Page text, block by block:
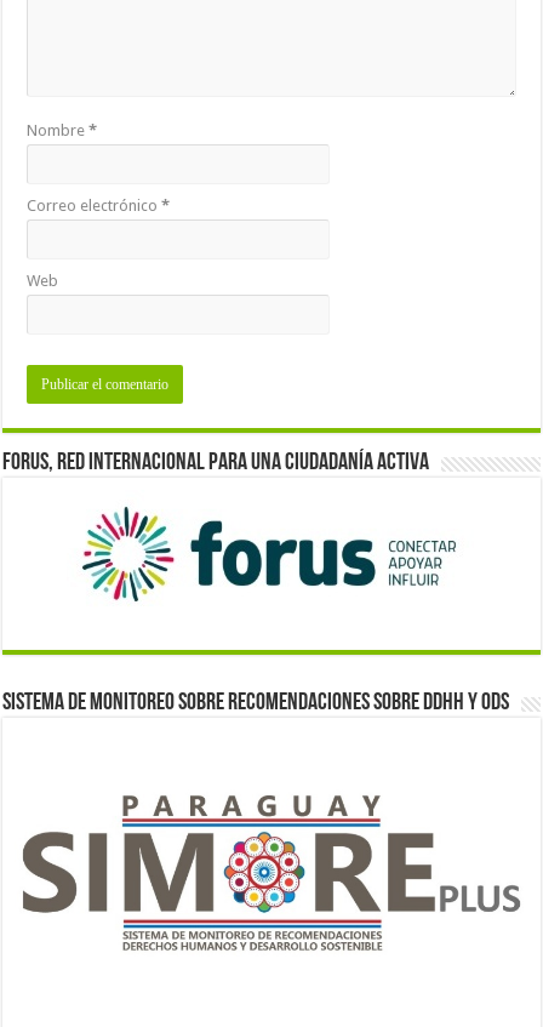
Nombre*
Correo electrónico*
Web
Forus, red internacional para una ciudadanía activa
Sistema de monitoreo sobre recomendaciones sobre DDHH y ODS